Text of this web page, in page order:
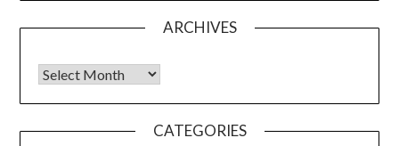
ARCHIVES
Archives
CATEGORIES